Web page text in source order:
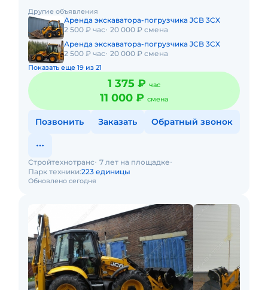
оператором. Топливо вк
Другие объявления
Аренда экскаватора-погрузчика JCB 3CX
2 500 ₽ час 20 000 ₽ смена
Аренда экскаватора-погрузчика JCB 3CX
2 500 ₽ час 20 000 ₽ смена
Показать еще 19 из 21
1 375 ₽ час
11 000 ₽ смена
Позвонить Заказать Обратный звонок
Обновлено сегодня
Стройтехнотранс 7 лет на площадке
Парк техники:223 единицы